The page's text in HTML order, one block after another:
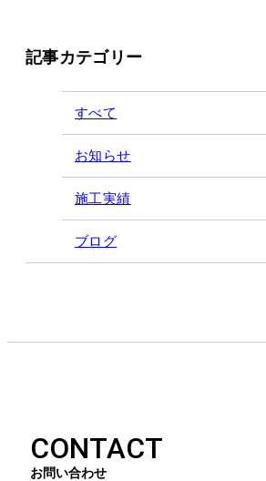
記事カテゴリー
すべて
お知らせ
施工実績
ブログ
CONTACT
お問い合わせ